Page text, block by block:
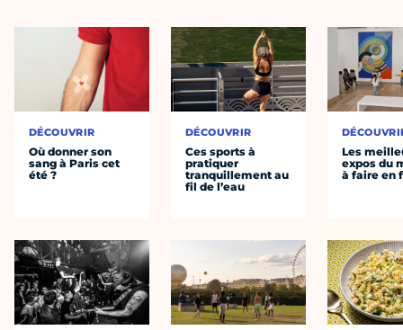
DÉCOUVRIR
Où donner son
sang à Paris cet
été ?
DÉCOUVRIR
Ces sports à
pratiquer
tranquillement au
fil de l’eau
Les
expos du
à faire en